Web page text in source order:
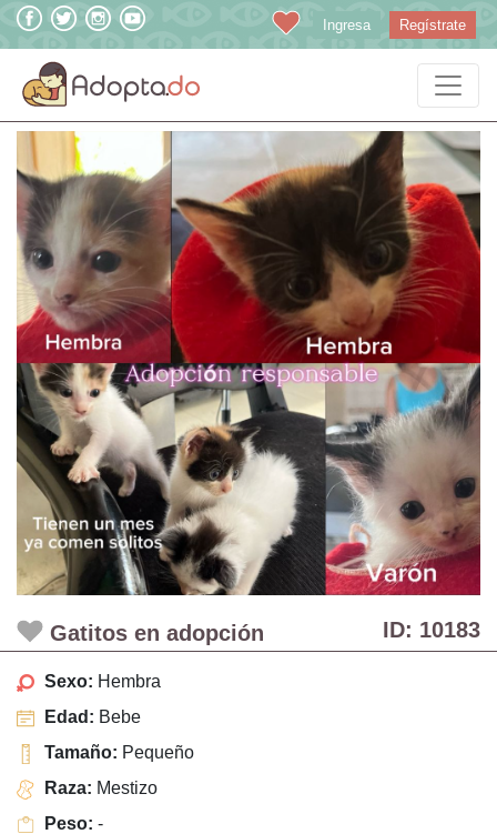
Ingresa Regístrate
Gatitos en adopción ID: 10183
Sexo: Hembra
Edad: Bebe
Tamaño: Pequeño
Raza: Mestizo
Peso: -